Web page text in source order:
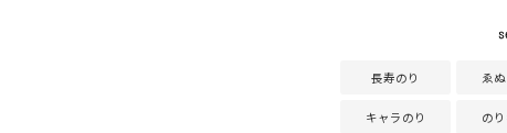
長寿のり ゑ
キャラのり の